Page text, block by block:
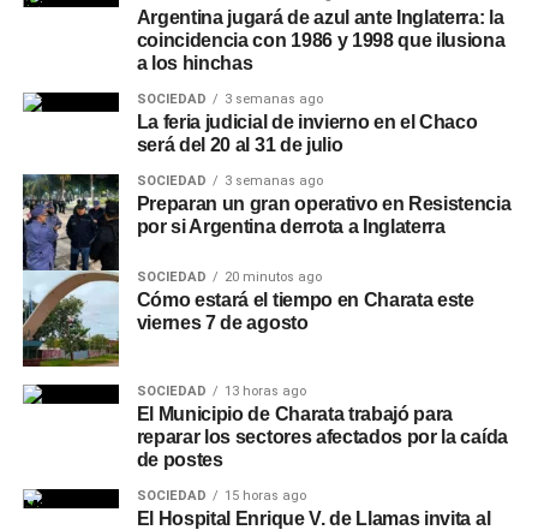
Argentina jugará de azul ante Inglaterra: la
coincidencia con 1986 y 1998 que ilusiona
a los hinchas
SOCIEDAD 3 semanas ago
La feria judicial de invierno en el Chaco
será del 20 al 31 de julio
SOCIEDAD 3 semanas ago
Preparan un gran operativo en Resistencia
por si Argentina derrota a Inglaterra
SOCIEDAD 20 minutos ago
Cómo estará el tiempo en Charata este
viernes 7 de agosto
SOCIEDAD 13 horas ago
El Municipio de Charata trabajó para
reparar los sectores afectados por la caída
de postes
SOCIEDAD 15 horas ago
El Hospital Enrique V. de Llamas invita al